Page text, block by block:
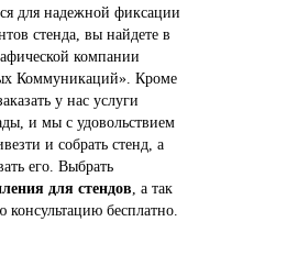
для надежной фиксации
стенда, вы найдете в
компании
Коммуникаций». Кроме
у нас услуги
и мы с удовольствием
и собрать стенд, а
его. Выбрать
для стендов, а так
бесплатно.